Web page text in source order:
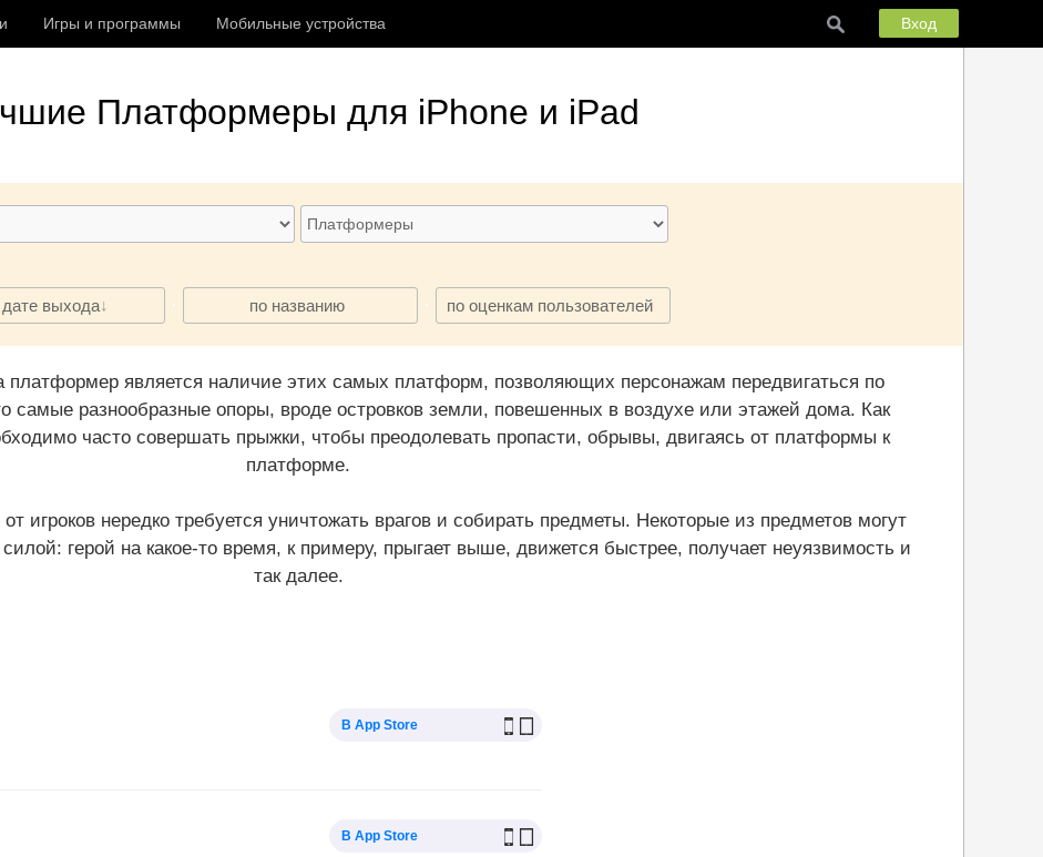
Игры и программы Мобильные устройства Вход
Платформеры для iPhone и iPad
дате выхода · по названию · по оценкам пользователей
платформер является наличие этих самых платформ, позволяющих персонажам передвигаться по
разнообразные опоры, вроде островков земли, повешенных в воздухе или этажей дома. Как
часто совершать прыжки, чтобы преодолевать пропасти, обрывы, двигаясь от платформы к
платформе.
игроков нередко требуется уничтожать врагов и собирать предметы. Некоторые из предметов могут
герой на какое-то время, к примеру, прыгает выше, движется быстрее, получает неуязвимость и
так далее.
В App Store
В App Store